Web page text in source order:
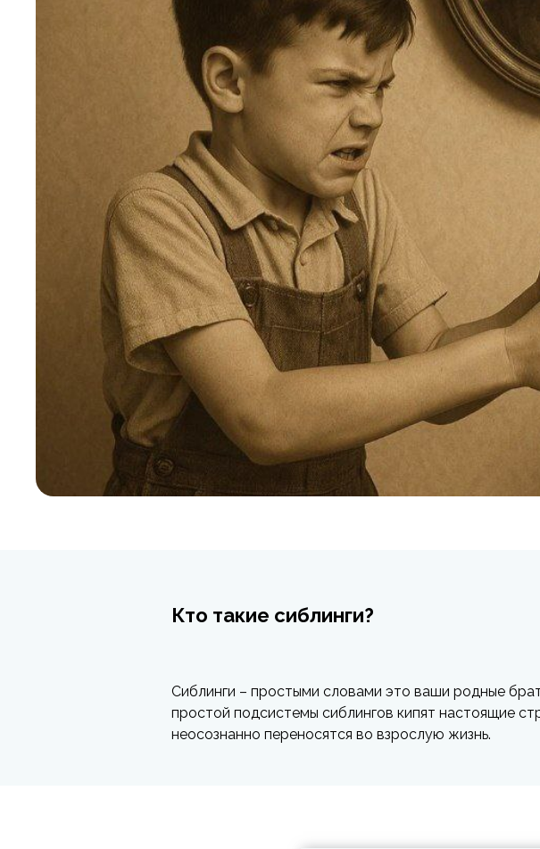
Кто такие сиблинги?
Сиблинги – простыми словами это ваши родные
простой подсистемы сиблингов кипят настоящие
неосознанно переносятся во взрослую жизнь.